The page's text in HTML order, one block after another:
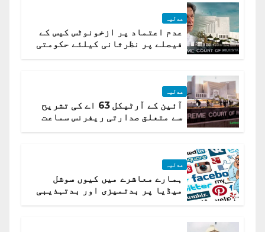
عدلیہ
عدم اعتماد پر ازخونوٹس کیس کے
فیصلے پر نظرثانی کیلئے حکومتی
عدلیہ
آئین کے آرٹیکل 63 اے کی تشریح
سے متعلق صدارتی ریفرنس سماعت
عدلیہ
ہمارے معاشرے میں کیوں سوشل
میڈیا پر بدتمیزی اور بدتہذیبی